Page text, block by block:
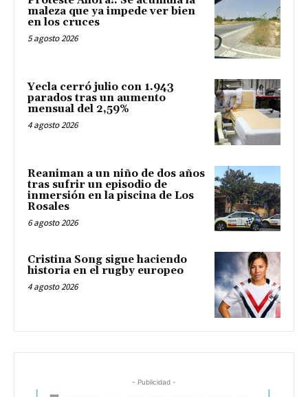
maleza que ya impede ver bien
en los cruces
5 agosto 2026
Yecla cerró julio con 1.943
parados tras un aumento
mensual del 2,59%
4 agosto 2026
Reaniman a un niño de dos años
tras sufrir un episodio de
inmersión en la piscina de Los
Rosales
6 agosto 2026
Cristina Song sigue haciendo
historia en el rugby europeo
4 agosto 2026
- Publicidad -